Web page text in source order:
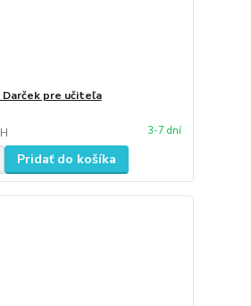
Darček pre učiteľa
3-7 dní
Pridať do košíka